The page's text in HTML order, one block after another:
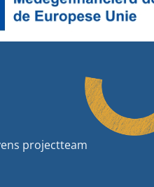
projectteam